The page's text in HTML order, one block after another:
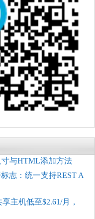
寸与HTML添加方法
志：统一支持REST A
主机低至$2.61/月，